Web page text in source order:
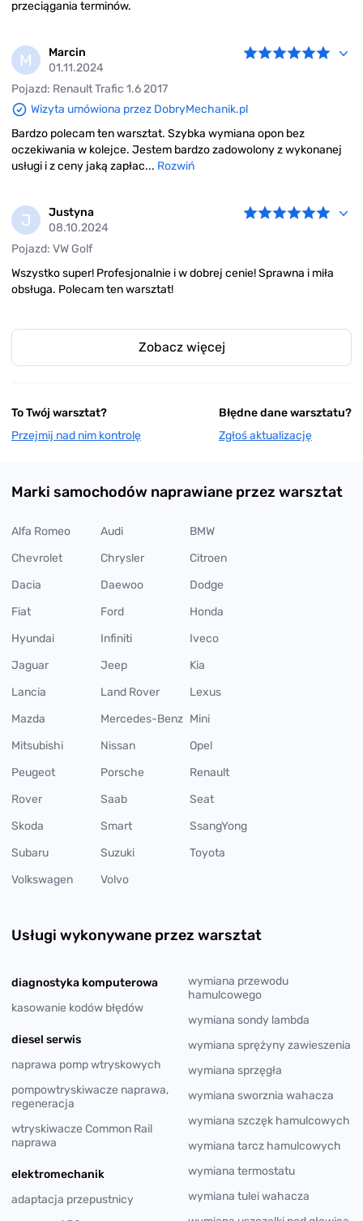
przeciągania terminów.
M
Marcin
01.11.2024
Pojazd: Renault Trafic 1.6 2017
Wizyta umówiona przez DobryMechanik.pl
Bardzo polecam ten warsztat. Szybka wymiana opon bez
oczekiwania w kolejce. Jestem bardzo zadowolony z wykonanej
usługi i z ceny jaką zapłac... Rozwiń
J
Justyna
08.10.2024
Pojazd: VW Golf
Wszystko super! Profesjonalnie i w dobrej cenie! Sprawna i miła
obsługa. Polecam ten warsztat!
Zobacz więcej
To Twój warsztat?
Przejmij nad nim kontrolę
Błędne dane warsztatu?
Zgłoś aktualizację
Marki samochodów naprawiane przez warsztat
Alfa Romeo Audi
BMW
Chevrolet
Chrysler
Citroen
Dacia
Daewoo
Dodge
Fiat
Ford
Honda
Hyundai
Infiniti
Iveco
Jaguar
Jeep
Kia
Lancia
Land Rover
Lexus
Mazda
Mercedes-Benz Mini
Mitsubishi
Nissan
Opel
Peugeot
Porsche
Renault
Rover
Saab
Seat
Skoda
Smart
SsangYong
Subaru
Suzuki
Toyota
Volkswagen
Volvo
Usługi wykonywane przez warsztat
diagnostyka komputerowa
kasowanie kodów błędów
diesel serwis
naprawa pomp wtryskowych
pompowtryskiwacze naprawa,
regeneracja
wtryskiwacze Common Rail
naprawa
elektromechanik
adaptacja przepustnicy
wymiana przewodu
hamulcowego
wymiana sondy lambda
wymiana sprężyny zawieszenia
wymiana sprzęgła
wymiana sworznia wahacza
wymiana szczęk hamulcowych
wymiana tarcz hamulcowych
wymiana termostatu
wymiana tulei wahacza